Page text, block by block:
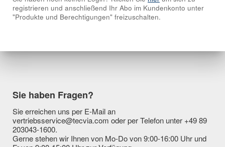
registrieren und anschließend Ihr Abo im Kundenkonto unter
"Produkte und Berechtigungen" freizuschalten.
Sie haben Fragen?
Sie erreichen uns per E-Mail an
vertriebsservice@tecvia.com oder per Telefon unter +49 89
203043-1600.
Gerne stehen wir Ihnen von Mo-Do von 9:00-16:00 Uhr und